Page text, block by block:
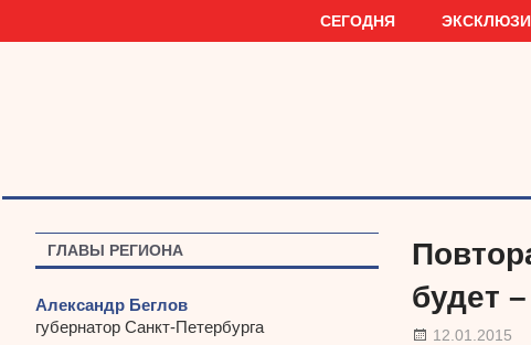
СЕГОДНЯ
будет
12.01.2015
ГЛАВЫ РЕГИОНА
Александр Беглов
губернатор Санкт-Петербурга